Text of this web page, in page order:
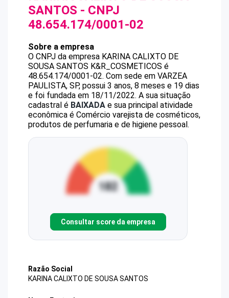
SANTOS - CNPJ
48.654.174/0001-02
Sobre a empresa
O CNPJ da empresa KARINA CALIXTO DE
SOUSA SANTOS K&R_COSMETICOS é
48.654.174/0001-02. Com sede em VARZEA
PAULISTA, SP, possui 3 anos, 8 meses e 19 dias
e foi fundada em 18/11/2022. A sua situação
cadastral é BAIXADA e sua principal atividade
econômica é Comércio varejista de cosméticos,
produtos de perfumaria e de higiene pessoal.
Consultar score da empresa
Razão Social
KARINA CALIXTO DE SOUSA SANTOS